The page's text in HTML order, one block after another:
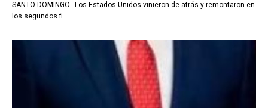
SANTO DOMINGO.- Los Estados Unidos vinieron de atrás y remontaron en
los segundos fi…